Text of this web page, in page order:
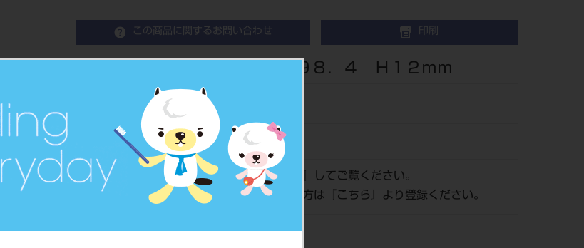
この商品に関するお問い合わせ 印刷
ビタ ＹＺ ＨＴ カラー Φ９８．４ Ｈ１２ｍｍ
品目コード 206440737
標準価格
価格の確認は『ログイン
』してご覧ください。
ネット会員登録がまだの方は『
こちら 』より登録ください。
発売日 2016/12/01